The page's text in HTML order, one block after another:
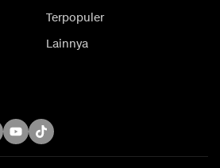
Terpopuler
Lainnya